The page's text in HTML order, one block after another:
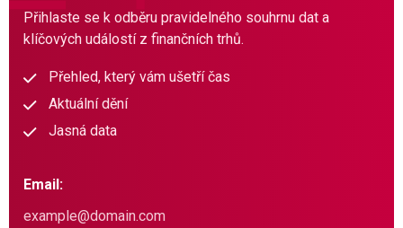
Přihlaste se k odběru pravidelného souhrnu dat a
klíčových událostí z finančních trhů.
Přehled, který vám ušetří čas
Aktuální dění
Jasná data
Email: